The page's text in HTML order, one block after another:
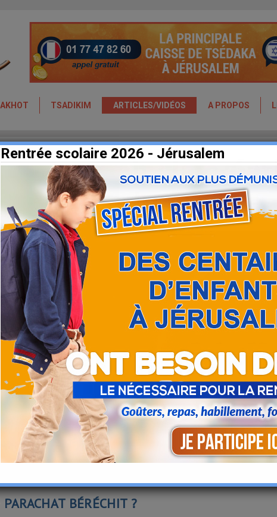
TSADIKIM ARTICLES/VIDÉOS A PROPOS
Béréchit : la
le plan du monde
BÉRÉCHIT ?
Rentrée scolaire 2026 - Jérusalem